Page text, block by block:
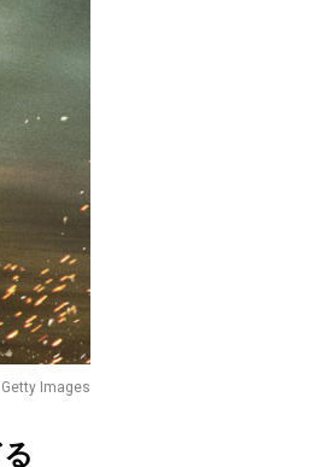
Images